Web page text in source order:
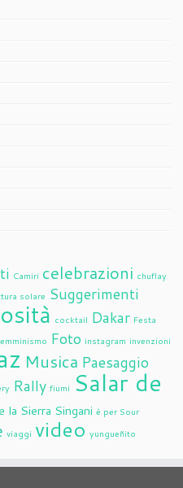
Camiri celebrazioni chuflay
solare Suggerimenti
cocktail Dakar Festa
Foto instagram invenzioni
Musica Paesaggio
Rally fiumi Salar de
la Sierra Singani è per Sour
viaggi video yungueñito